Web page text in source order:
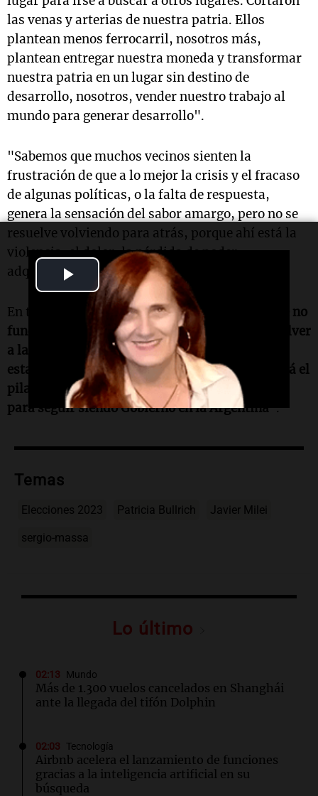
Play
Video
las venas y arterias de nuestra patria. Ellos
plantean menos ferrocarril, nosotros más,
plantean entregar nuestra moneda y transformar
nuestra patria en un lugar sin destino de
desarrollo, nosotros, vender nuestro trabajo al
mundo para generar desarrollo".
"Sabemos que muchos vecinos sienten la
frustración de que a lo mejor la crisis y el fracaso
de algunas políticas, o la falta de respuesta,
genera la sensación del sabor amargo, pero no se
resuelve volviendo para atrás, porque ahí está la
violencia, el dolor, la pérdida de poder
adquisitivo, de puestos de trabajo", alertó.
En tono autocrítico, pidió:"Si hay políticas que no
funcionan, cambiémoslas. Pero no hagamos volver
a la Argentina para atrás, si hay algo de lo que
estamos tranquilos es de que esta provincia será el
pilar que nos ponga camino a la segunda vuelta
para seguir siendo Gobierno en la Argentina".
Temas
Elecciones 2023 Patricia Bullrich Javier Milei
sergio-massa
Lo último
02:13 Mundo
Más de 1.300 vuelos cancelados en Shanghái
ante la llegada del tifón Dolphin
02:03 Tecnología
Airbnb acelera el lanzamiento de funciones
gracias a la inteligencia artificial en su
búsqueda